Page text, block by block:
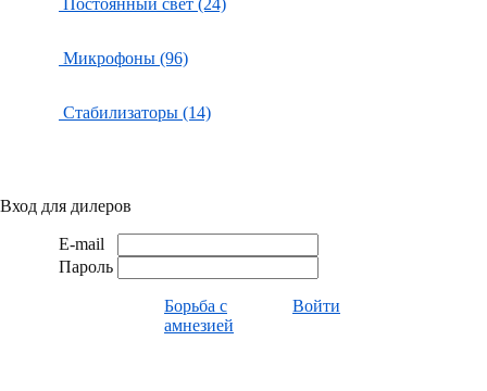
Постоянный свет (24)
Микрофоны (96)
Стабилизаторы (14)
Вход для дилеров
E-mail
Пароль
Борьба с
амнезией
Войти